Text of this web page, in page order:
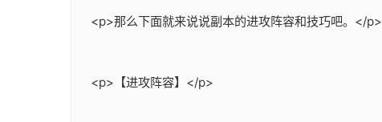
<p>那么下面就来说说副本的进攻阵容和技巧吧。</p>
<p>【进攻阵容】</p>